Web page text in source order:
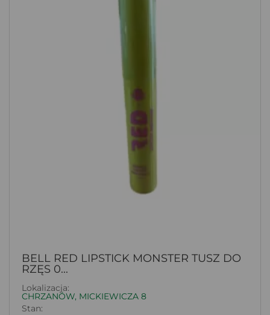
BELL RED LIPSTICK MONSTER TUSZ DO
RZĘS 0...
Lokalizacja:
CHRZANÓW, MICKIEWICZA 8
Stan: